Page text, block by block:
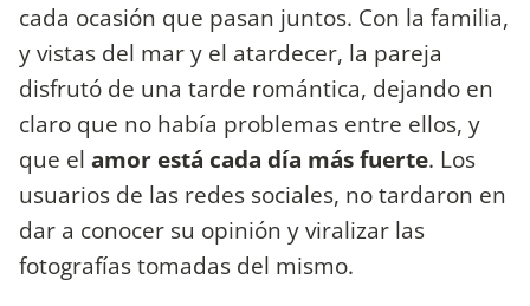
cada ocasión que pasan juntos. Con la familia,
y vistas del mar y el atardecer, la pareja
disfrutó de una tarde romántica, dejando en
claro que no había problemas entre ellos, y
que el amor está cada día más fuerte. Los
usuarios de las redes sociales, no tardaron en
dar a conocer su opinión y viralizar las
fotografías tomadas del mismo.